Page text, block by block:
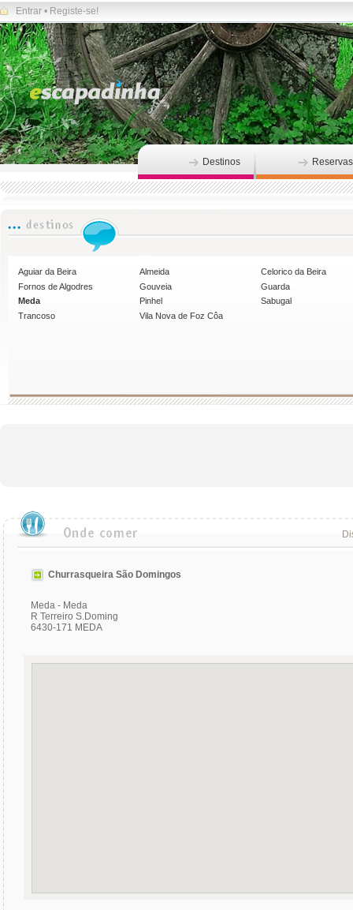
Entrar • Registe-se!
Destinos Reservas
Aguiar da Beira Almeida
Celorico da Beira
Fornos de Algodres
Gouveia
Guarda
Meda
Pinhel
Sabugal
Trancoso
Vila Nova de Foz Côa
Churrasqueira São Domingos
Meda - Meda
R Terreiro S.Doming
6430-171 MEDA